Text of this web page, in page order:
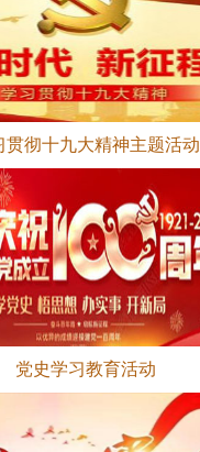
贯彻十九大精神主题活动
党史学习教育活动